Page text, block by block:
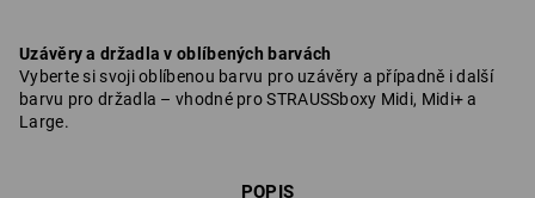
Uzávěry a držadla v oblíbených barvách
Vyberte si svoji oblíbenou barvu pro uzávěry a případně i další
barvu pro držadla – vhodné pro STRAUSSboxy Midi, Midi+ a
Large.
POPIS